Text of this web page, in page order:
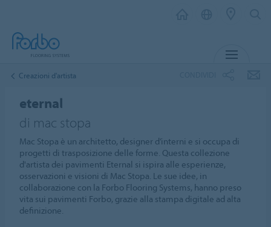
Creazioni d'artista
eternal
di mac stopa
Mac Stopa è un architetto, designer d’interni e si occupa di
progetti di trasposizione delle forme. Questa collezione
d'artista dei pavimenti Eternal si ispira alle esperienze,
osservazioni e visioni di Mac Stopa. Le sue idee, in
collaborazione con la Forbo Flooring Systems, hanno preso
vita sui pavimenti Forbo, grazie alla stampa digitale ad alta
definizione.